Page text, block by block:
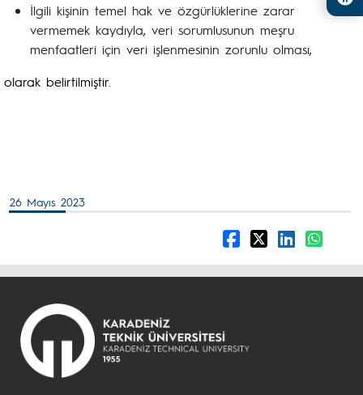
İlgili kişinin temel hak ve özgürlüklerine zarar
vermemek kaydıyla, veri sorumlusunun meşru
menfaatleri için veri işlenmesinin zorunlu olması,
olarak belirtilmiştir.
26 Mayıs 2023